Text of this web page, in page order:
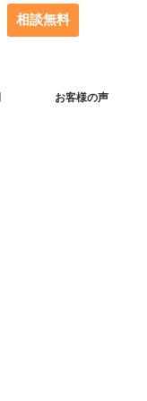
相談無料
お客様の声